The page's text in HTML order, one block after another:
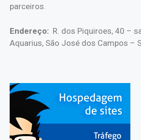
parceiros.
Endereço: R. dos Piquiroes, 40 –
Aquarius, São José dos Campos –